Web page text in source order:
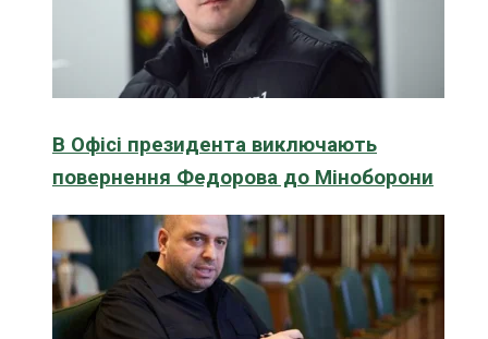
В Офісі президента виключають
повернення Федорова до Міноборони